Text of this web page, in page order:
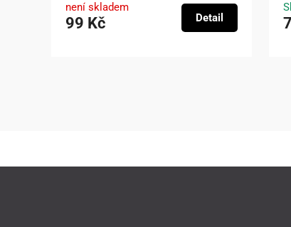
není skladem
99 Kč Detail